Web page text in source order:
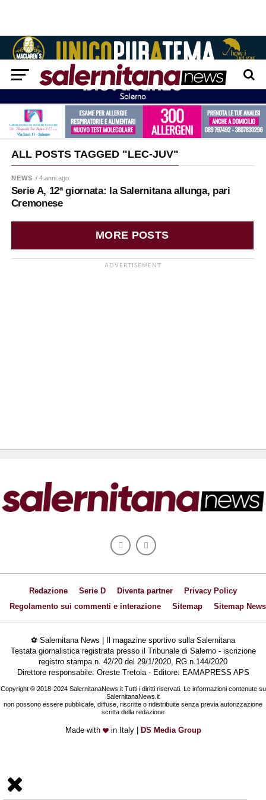
ALL POSTS TAGGED "LEC-JUV"
NEWS / 4 anni ago
Serie A, 12ª giornata: la Salernitana allunga, pari
Cremonese
MORE POSTS
ADVERTISEMENT
Redazione Serie D Diventa partner
Privacy Policy
Regolamento sui commenti e interazione
Sitemap Sitemap News
⚽ Salernitana News | Il magazine sportivo sulla Salernitana
Testata giornalistica registrata presso il Tribunale di Salerno - iscrizione
registro stampa n. 42/20 del 29/1/2020, RG n.144/2020
Direttore responsabile: Oreste Tretola - Editore: EAMAPRESS APS
Copyright © 2018-2024 SalernitanaNews.it Tutti i diritti riservati. Le informazioni contenute su
SalernitanaNews.it
non possono essere pubblicate, diffuse, riscritte o ridistribuite senza previa autorizzazione
scritta della redazione
Made with in Italy | DS Media Group